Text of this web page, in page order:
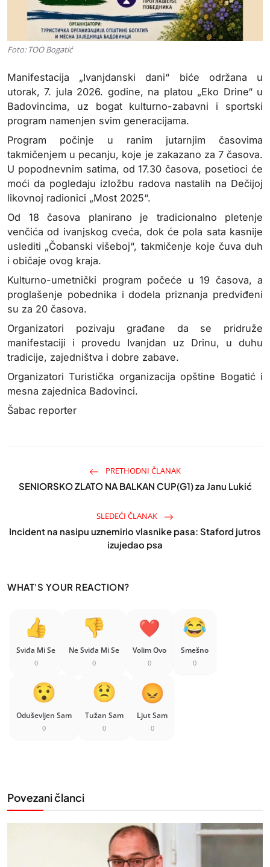
Foto: TOO Bogatić
Manifestacija „Ivanjdanski dani“ biće održana u
utorak, 7. jula 2026. godine, na platou „Eko Drine“ u
Badovincima, uz bogat kulturno-zabavni i sportski
program namenjen svim generacijama.
Program počinje u ranim jutarnjim časovima
takmičenjem u pecanju, koje je zakazano za 7 časova.
U popodnevnim satima, od 17.30 časova, posetioci će
moći da pogledaju izložbu radova nastalih na Dečijoj
likovnoj radionici „Most 2025“.
Od 18 časova planirano je tradicionalno pletenje
venčića od ivanjskog cveća, dok će pola sata kasnije
uslediti „Čobanski višeboj“, takmičenje koje čuva duh
i običaje ovog kraja.
Kulturno-umetnički program počeće u 19 časova, a
proglašenje pobednika i dodela priznanja predviđeni
su za 20 časova.
Organizatori pozivaju građane da se pridruže
manifestaciji i provedu Ivanjdan uz Drinu, u duhu
tradicije, zajedništva i dobre zabave.
Organizatori Turistička organizacija opštine Bogatić i
mesna zajednica Badovinci.
Šabac reporter
PRETHODNI ČLANAK
SENIORSKO ZLATO NA BALKAN CUP(G1) za Janu Lukić
SLEDEĆI ČLANAK
Incident na nasipu uznemirio vlasnike pasa: Staford jutros
izujedao psa
WHAT'S YOUR REACTION?
Sviđa Mi Se
0
Ne Sviđa Mi Se
0
Volim Ovo
0
Smešno
0
Oduševljen Sam
0
Tužan Sam
0
Ljut Sam
0
Povezani članci